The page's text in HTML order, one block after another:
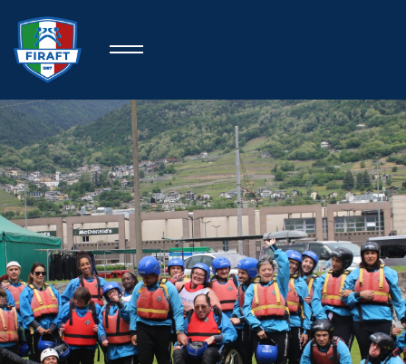
Home
Federazione
Rafting Sportivo
Discipline Federali